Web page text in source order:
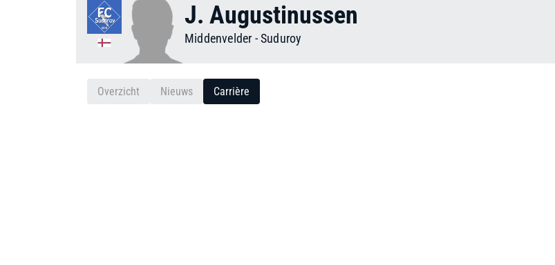
J. Augustinussen
Middenvelder -Suduroy
Overzicht Nieuws Carrière